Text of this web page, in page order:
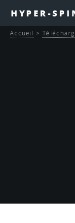
HYPER-
Accueil >